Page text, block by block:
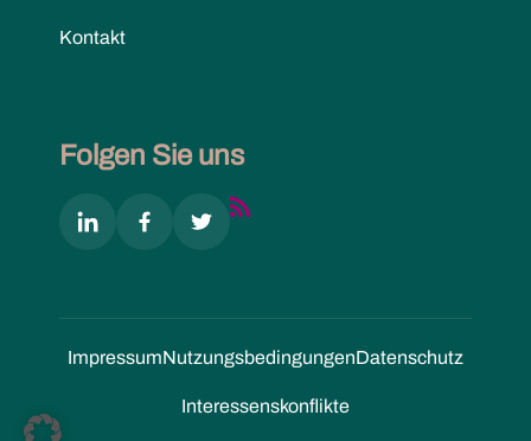
Kontakt
Folgen Sie uns
ImpressumNutzungs­bedingungenDatenschutz
Interessenskonflikte